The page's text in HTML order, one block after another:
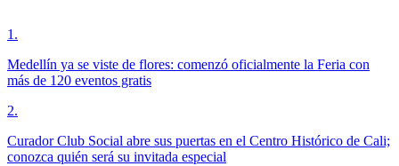
1 .
Medellín ya se viste de flores: comenzó oficialmente la Feria con
más de 120 eventos gratis
2.
Curador Club Social abre sus puertas en el Centro Histórico de Cali;
conozca quién será su invitada especial